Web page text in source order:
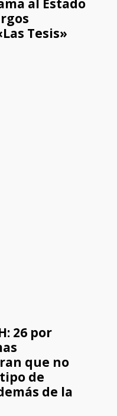
al Estado
Tesis»
26 por
que no
de
de la